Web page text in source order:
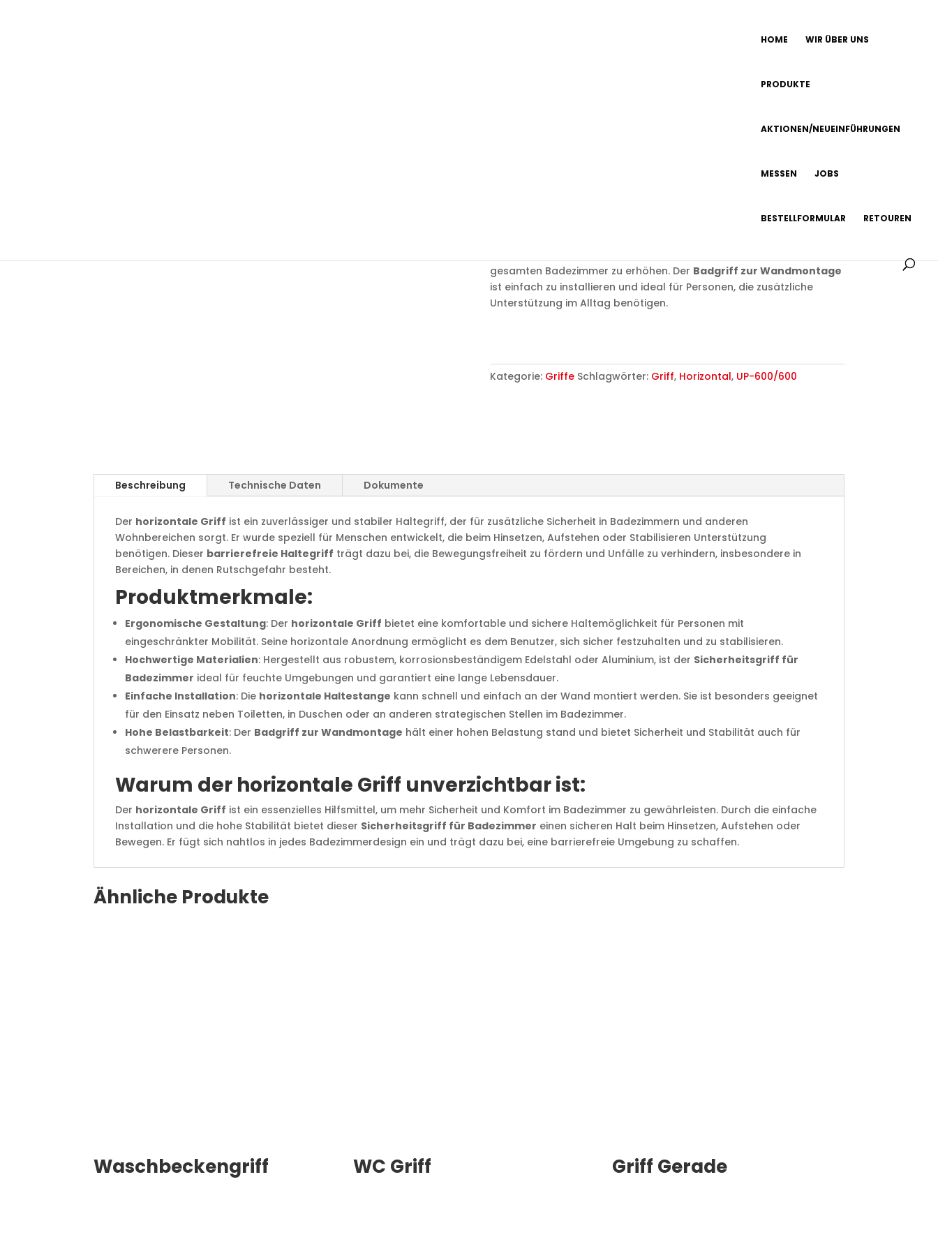
HOME WIR ÜBER UNS
PRODUKTE
AKTIONEN/NEUEINFÜHRUNGEN
MESSEN JOBS
BESTELLFORMULAR RETOUREN
Horizontaler Griff
, der für mehr Sicherheit im Badezimmer sorgt. Er bietet
gesamten Badezimmer zu erhöhen. Der Badgriff zur Wandmontage
ist einfach zu installieren und ideal für Personen, die zusätzliche
Unterstützung im Alltag benötigen.
Kategorie: Griffe Schlagwörter: Griff, Horizontal, UP-600/600
Beschreibung Technische Daten Dokumente
Der horizontale Griff ist ein zuverlässiger und stabiler Haltegriff, der für zusätzliche Sicherheit in Badezimmern und anderen
Wohnbereichen sorgt. Er wurde speziell für Menschen entwickelt, die beim Hinsetzen, Aufstehen oder Stabilisieren Unterstützung
benötigen. Dieser barrierefreie Haltegriff trägt dazu bei, die Bewegungsfreiheit zu fördern und Unfälle zu verhindern, insbesondere in
Bereichen, in denen Rutschgefahr besteht.
Produktmerkmale:
Ergonomische Gestaltung: Der horizontale Griff bietet eine komfortable und sichere Haltemöglichkeit für Personen mit
eingeschränkter Mobilität. Seine horizontale Anordnung ermöglicht es dem Benutzer, sich sicher festzuhalten und zu stabilisieren.
Hochwertige Materialien: Hergestellt aus robustem, korrosionsbeständigem Edelstahl oder Aluminium, ist der Sicherheitsgriff für
Badezimmer ideal für feuchte Umgebungen und garantiert eine lange Lebensdauer.
Einfache Installation: Die horizontale Haltestange kann schnell und einfach an der Wand montiert werden. Sie ist besonders geeignet
für den Einsatz neben Toiletten, in Duschen oder an anderen strategischen Stellen im Badezimmer.
Hohe Belastbarkeit: Der Badgriff zur Wandmontage hält einer hohen Belastung stand und bietet Sicherheit und Stabilität auch für
schwerere Personen.
Warum der horizontale Griff unverzichtbar ist:
Der horizontale Griff ist ein essenzielles Hilfsmittel, um mehr Sicherheit und Komfort im Badezimmer zu gewährleisten. Durch die einfache
Installation und die hohe Stabilität bietet dieser Sicherheitsgriff für Badezimmer einen sicheren Halt beim Hinsetzen, Aufstehen oder
Bewegen. Er fügt sich nahtlos in jedes Badezimmerdesign ein und trägt dazu bei, eine barrierefreie Umgebung zu schaffen.
Ähnliche Produkte
Waschbeckengriff WC Griff Griff Gerade